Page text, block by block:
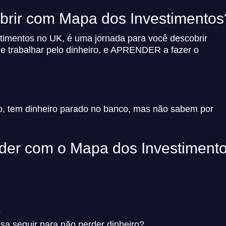
com Mapa dos
no UK, é uma jornada para você descobrir
trabalhar pelo dinheiro, e APRENDER a fazer o
tem dinheiro parado no banco, mas não sabem por
com o Mapa dos